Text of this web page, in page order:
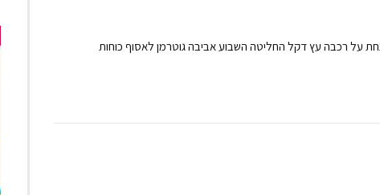
על רכבה עץ דקל החליטה השבוע אביבה גוטרמן לאסוף כוחות